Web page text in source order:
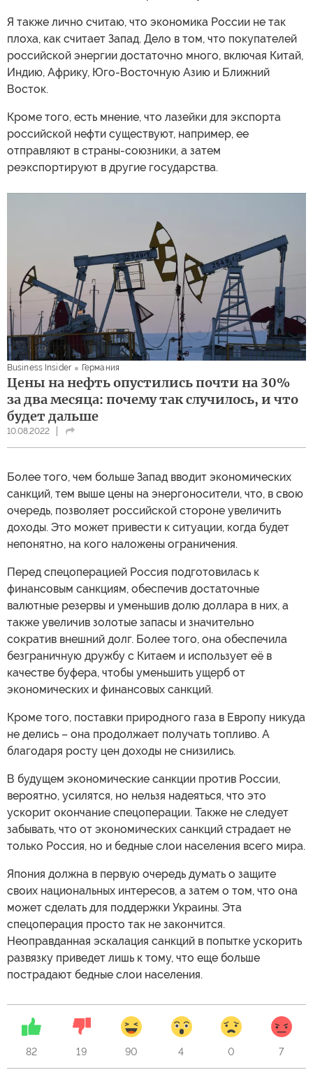
Я также лично считаю, что экономика России не так
плоха, как считает Запад. Дело в том, что покупателей
российской энергии достаточно много, включая Китай,
Индию, Африку, Юго-Восточную Азию и Ближний
Восток.
Кроме того, есть мнение, что лазейки для экспорта
российской нефти существуют, например, ее
отправляют в страны-союзники, а затем
реэкспортируют в другие государства.
Business Insider Германия
Цены на нефть опустились почти на 30%
за два месяца: почему так случилось, и что
будет дальше
10.08.2022
Более того, чем больше Запад вводит экономических
санкций, тем выше цены на энергоносители, что, в свою
очередь, позволяет российской стороне увеличить
доходы. Это может привести к ситуации, когда будет
непонятно, на кого наложены ограничения.
Перед спецоперацией Россия подготовилась к
финансовым санкциям, обеспечив достаточные
валютные резервы и уменьшив долю доллара в них, а
также увеличив золотые запасы и значительно
сократив внешний долг. Более того, она обеспечила
безграничную дружбу с Китаем и использует её в
качестве буфера, чтобы уменьшить ущерб от
экономических и финансовых санкций.
Кроме того, поставки природного газа в Европу никуда
не делись – она продолжает получать топливо. А
благодаря росту цен доходы не снизились.
В будущем экономические санкции против России,
вероятно, усилятся, но нельзя надеяться, что это
ускорит окончание спецоперации. Также не следует
забывать, что от экономических санкций страдает не
только Россия, но и бедные слои населения всего мира.
Япония должна в первую очередь думать о защите
своих национальных интересов, а затем о том, что она
может сделать для поддержки Украины. Эта
спецоперация просто так не закончится.
Неоправданная эскалация санкций в попытке ускорить
развязку приведет лишь к тому, что еще больше
пострадают бедные слои населения.
82 19 90 4 0 7